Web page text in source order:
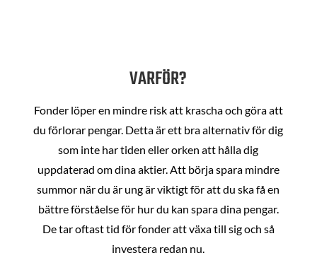
VARFÖR?
Fonder löper en mindre risk att krascha och göra att
du förlorar pengar. Detta är ett bra alternativ för dig
som inte har tiden eller orken att hålla dig
uppdaterad om dina aktier. Att börja spara mindre
summor när du är ung är viktigt för att du ska få en
bättre förståelse för hur du kan spara dina pengar.
De tar oftast tid för fonder att växa till sig och så
investera redan nu.